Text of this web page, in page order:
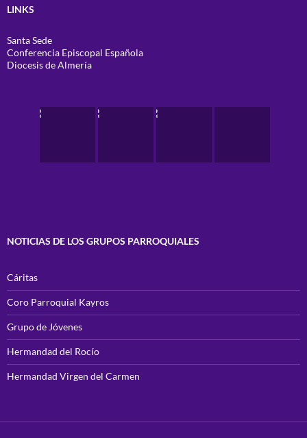
LINKS
Santa Sede
Conferencia Episcopal Española
Diocesis de Almería
NOTICIAS DE LOS GRUPOS PARROQUIALES
Cáritas
Coro Parroquial Kayros
Grupo de Jóvenes
Hermandad del Rocío
Hermandad Virgen del Carmen